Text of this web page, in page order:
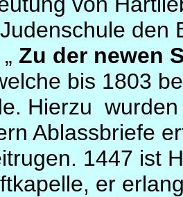
den
Zu der newen
bis 1803
Hierzu
Ablassbriefe
1447 ist
er